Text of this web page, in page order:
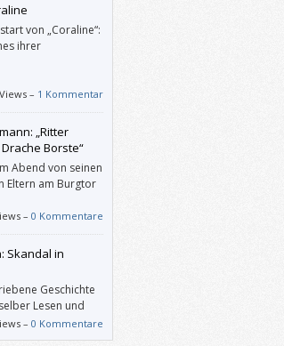
von „Coraline“:
ihrer
– 1 Kommentar
„Ritter
Borste“
Abend von seinen
Eltern am Burgtor
ist allen klar,
Abenteuer
wo draußen im
wartet, das
gut sein, dass
Erfinderin) ein
schreiben wird.
ist jedenfalls
von
– 0 Kommentare
Skandal in
Geschichte
Lesen und
erhält viel
– 0 Kommentare